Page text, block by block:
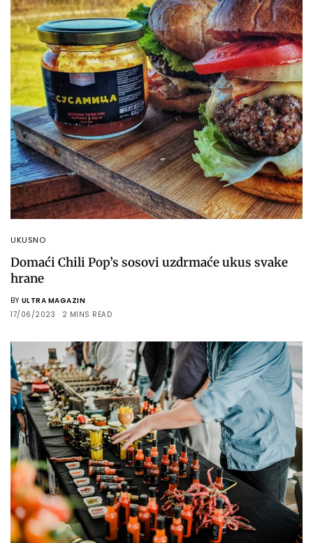
UKUSNO
Domaći Chili Pop’s sosovi uzdrmaće ukus svake
hrane
BY ULTRA MAGAZIN
17/06/2023
2 MINS READ